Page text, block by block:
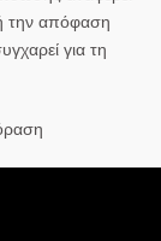
την απόφαση
για τη